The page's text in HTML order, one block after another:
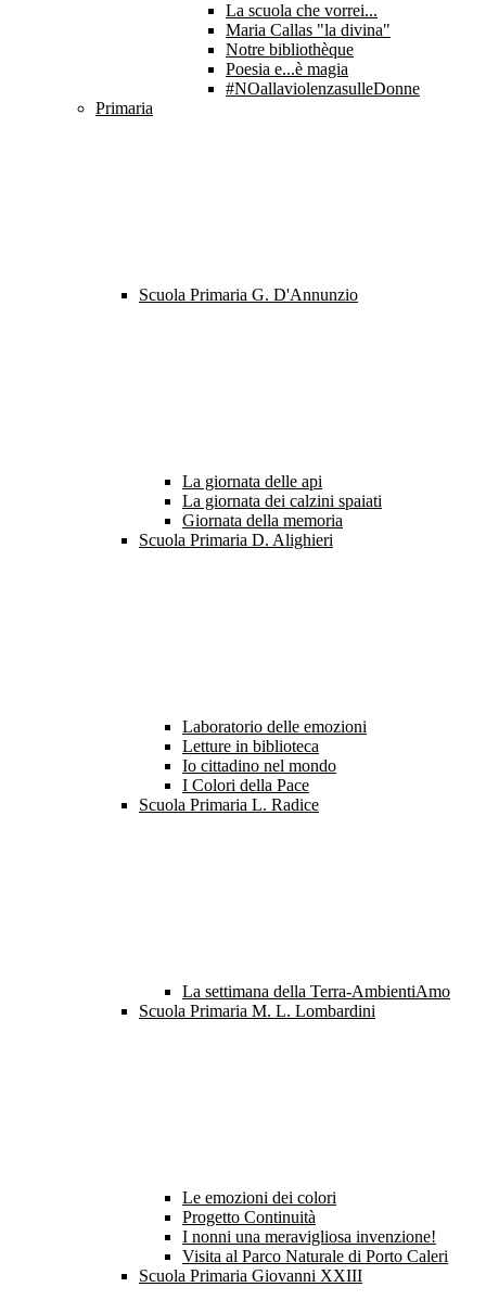
La scuola che vorrei...
Maria Callas "la divina"
Notre bibliothèque
Poesia e...è magia
#NOallaviolenzasulleDonne
Primaria
Scuola Primaria G. D'Annunzio
La giornata delle api
La giornata dei calzini spaiati
Giornata della memoria
Scuola Primaria D. Alighieri
Laboratorio delle emozioni
Letture in biblioteca
Io cittadino nel mondo
I Colori della Pace
Scuola Primaria L. Radice
La settimana della Terra-AmbientiAmo
Scuola Primaria M. L. Lombardini
Le emozioni dei colori
Progetto Continuità
I nonni una meravigliosa invenzione!
Visita al Parco Naturale di Porto Caleri
Scuola Primaria Giovanni XXIII